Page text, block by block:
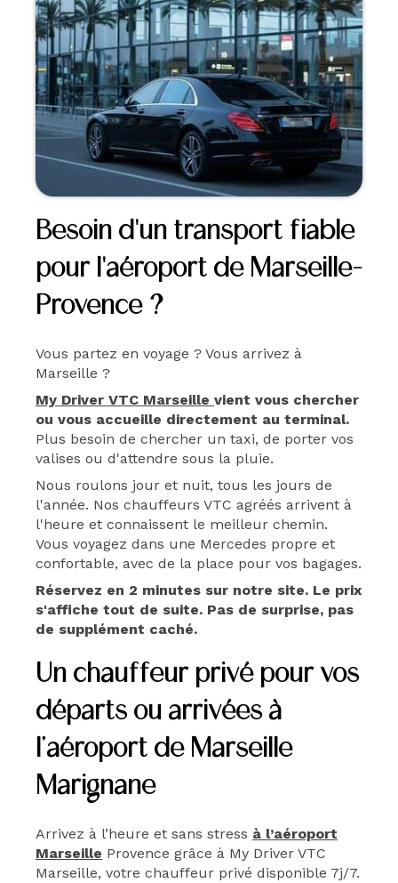
Besoin d'un transport fiable
pour l'aéroport de Marseille-
Provence ?
Vous partez en voyage ? Vous arrivez à
Marseille ?
My Driver VTC Marseille vient vous chercher
ou vous accueille directement au terminal.
Plus besoin de chercher un taxi, de porter vos
valises ou d'attendre sous la pluie.
Nous roulons jour et nuit, tous les jours de
l'année. Nos chauffeurs VTC agréés arrivent à
l'heure et connaissent le meilleur chemin.
Vous voyagez dans une Mercedes propre et
confortable, avec de la place pour vos bagages.
Réservez en 2 minutes sur notre site. Le prix
s'affiche tout de suite. Pas de surprise, pas
de supplément caché.
Un chauffeur privé pour vos
départs ou arrivées à
l’aéroport de Marseille
Marignane
Arrivez à l’heure et sans stress à l’aéroport
Marseille Provence grâce à My Driver VTC
Marseille, votre chauffeur privé disponible 7j/7.